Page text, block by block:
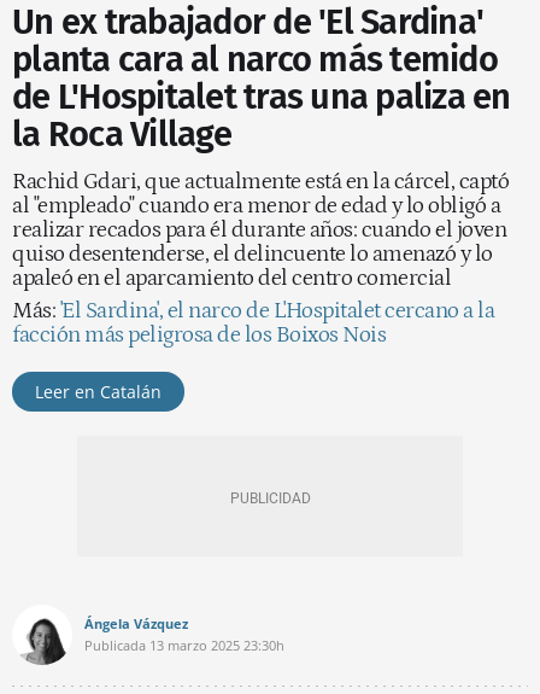
Un ex trabajador de 'El Sardina'
planta cara al narco más temido
de L'Hospitalet tras una paliza en
la Roca Village
Rachid Gdari, que actualmente está en la cárcel, captó
al "empleado" cuando era menor de edad y lo obligó a
realizar recados para él durante años: cuando el joven
quiso desentenderse, el delincuente lo amenazó y lo
apaleó en el aparcamiento del centro comercial
Más:'El Sardina', el narco de L'Hospitalet cercano a la
facción más peligrosa de los Boixos Nois
Leer en Catalán
Ángela Vázquez
Publicada 13 marzo 2025 23:30h